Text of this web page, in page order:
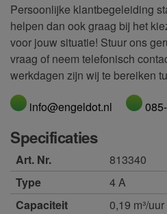
Persoonlijke klantbegeleiding
helpen dan ook graag bij het
voor jouw situatie! Stuur ons
vraag of neem telefonisch
werkdagen zijn wij te bereiken
info@engeldot.nl
Specificaties
Art. Nr.
813340
Type
4 A
Capaciteit
0,19 m³/uur